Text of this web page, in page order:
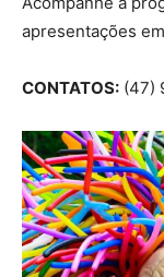
apresentações
CONTATOS: (47)